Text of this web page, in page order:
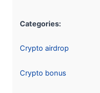
Categories:
Crypto airdrop
Crypto bonus